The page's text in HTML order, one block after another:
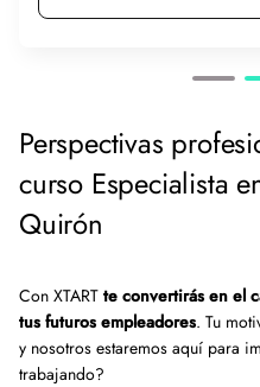
Perspectivas
curso Especialista
Quirón
Con XTART te convertirás en el
tus futuros empleadores. Tu
y nosotros estaremos aquí para
trabajando?